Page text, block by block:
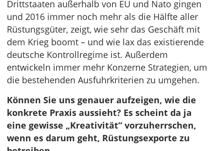
Drittstaaten außerhalb von EU und Nato gingen
und 2016 immer noch mehr als die Hälfte aller
Rüstungsgüter, zeigt, wie sehr das Geschäft mit
dem Krieg boomt – und wie lax das existierende
deutsche Kontrollregime ist. Außerdem
entwickeln immer mehr Konzerne Strategien, um
die bestehenden Ausfuhrkriterien zu umgehen.
Können Sie uns genauer aufzeigen, wie die
konkrete Praxis aussieht? Es scheint da ja
eine gewisse „Kreativität“ vorzuherrschen,
wenn es darum geht, Rüstungsexporte zu